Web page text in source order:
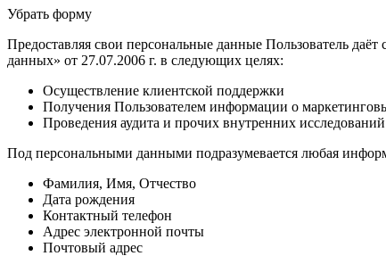
Убрать форму
Предоставляя свои персональные данные Пользователь
данных» от 27.07.2006 г. в следующих целях:
Осуществление клиентской поддержки
Получения Пользователем информации о
Проведения аудита и прочих внутренних
Под персональными данными подразумевается любая
Фамилия, Имя, Отчество
Дата рождения
Контактный телефон
Адрес электронной почты
Почтовый адрес